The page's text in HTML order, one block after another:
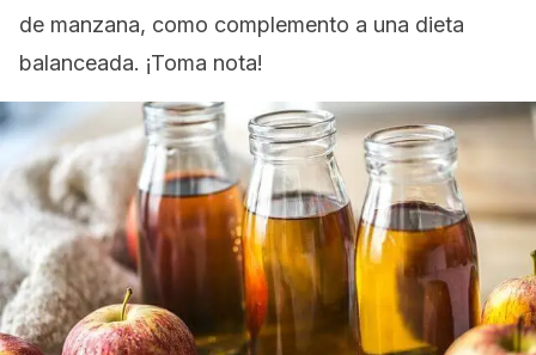
de manzana, como complemento a una dieta
balanceada. ¡Toma nota!